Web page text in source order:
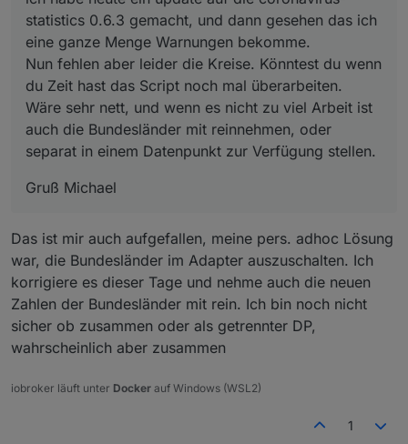
Da meine Javascript Kenntnisse doch sehr
bescheiden sind, man könnte auch sagen nicht
vorhanden sind, konnte ich mir nur auf die schnelle so
helfen in dem ich diese Zeile geändert habe.
Wäre sehr nett, und wenn es nicht zu viel Arbeit ist
auch die Bundesländer mit reinnehmen, oder separat
in einem Datenpunkt zur Verfügung stellen.
Gruß Michael
statistics 0.6.3 gemacht, und dann gesehen das ich
eine ganze Menge Warnungen bekomme.
Nun fehlen aber leider die Kreise. Könntest du wenn
du Zeit hast das Script noch mal überarbeiten.
Wäre sehr nett, und wenn es nicht zu viel Arbeit ist
auch die Bundesländer mit reinnehmen, oder
separat in einem Datenpunkt zur Verfügung stellen.
Gruß Michael
Das ist mir auch aufgefallen, meine pers. adhoc Lösung
war, die Bundesländer im Adapter auszuschalten. Ich
korrigiere es dieser Tage und nehme auch die neuen
Zahlen der Bundesländer mit rein. Ich bin noch nicht
sicher ob zusammen oder als getrennter DP,
wahrscheinlich aber zusammen
iobroker läuft unter Docker auf Windows (WSL2)
1